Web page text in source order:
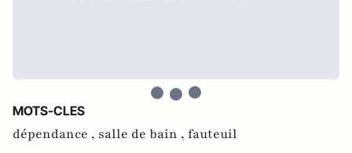
MOTS-CLES
dépendance , salle de bain , fauteuil